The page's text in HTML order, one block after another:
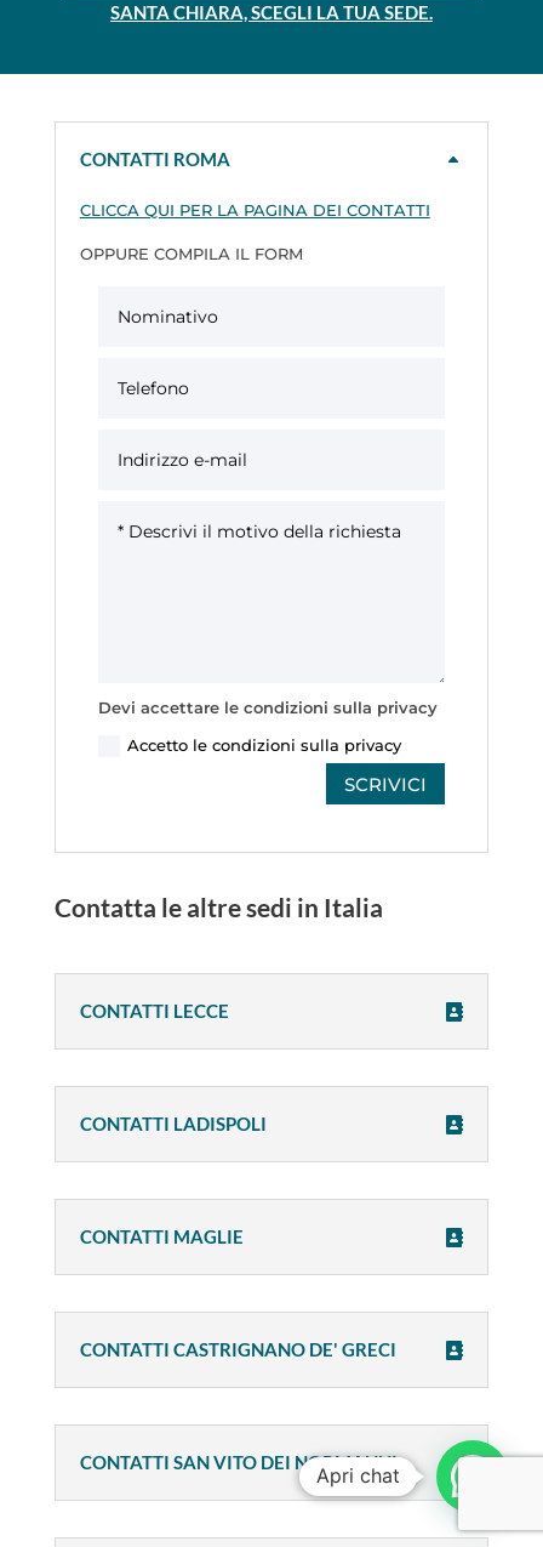
SANTA CHIARA, SCEGLI LA TUA SEDE.
CONTATTI ROMA
CLICCA QUI PER LA PAGINA DEI CONTATTI
OPPURE COMPILA IL FORM
Devi accettare le condizioni sulla privacy
Accetto le condizioni sulla privacy
SCRIVICI
Contatta le altre sedi in Italia
CONTATTI LECCE
CONTATTI LADISPOLI
CONTATTI MAGLIE
CONTATTI CASTRIGNANO DE' GRECI
CONTATTI SAN VITO DEI NORMANNI
Apri chat